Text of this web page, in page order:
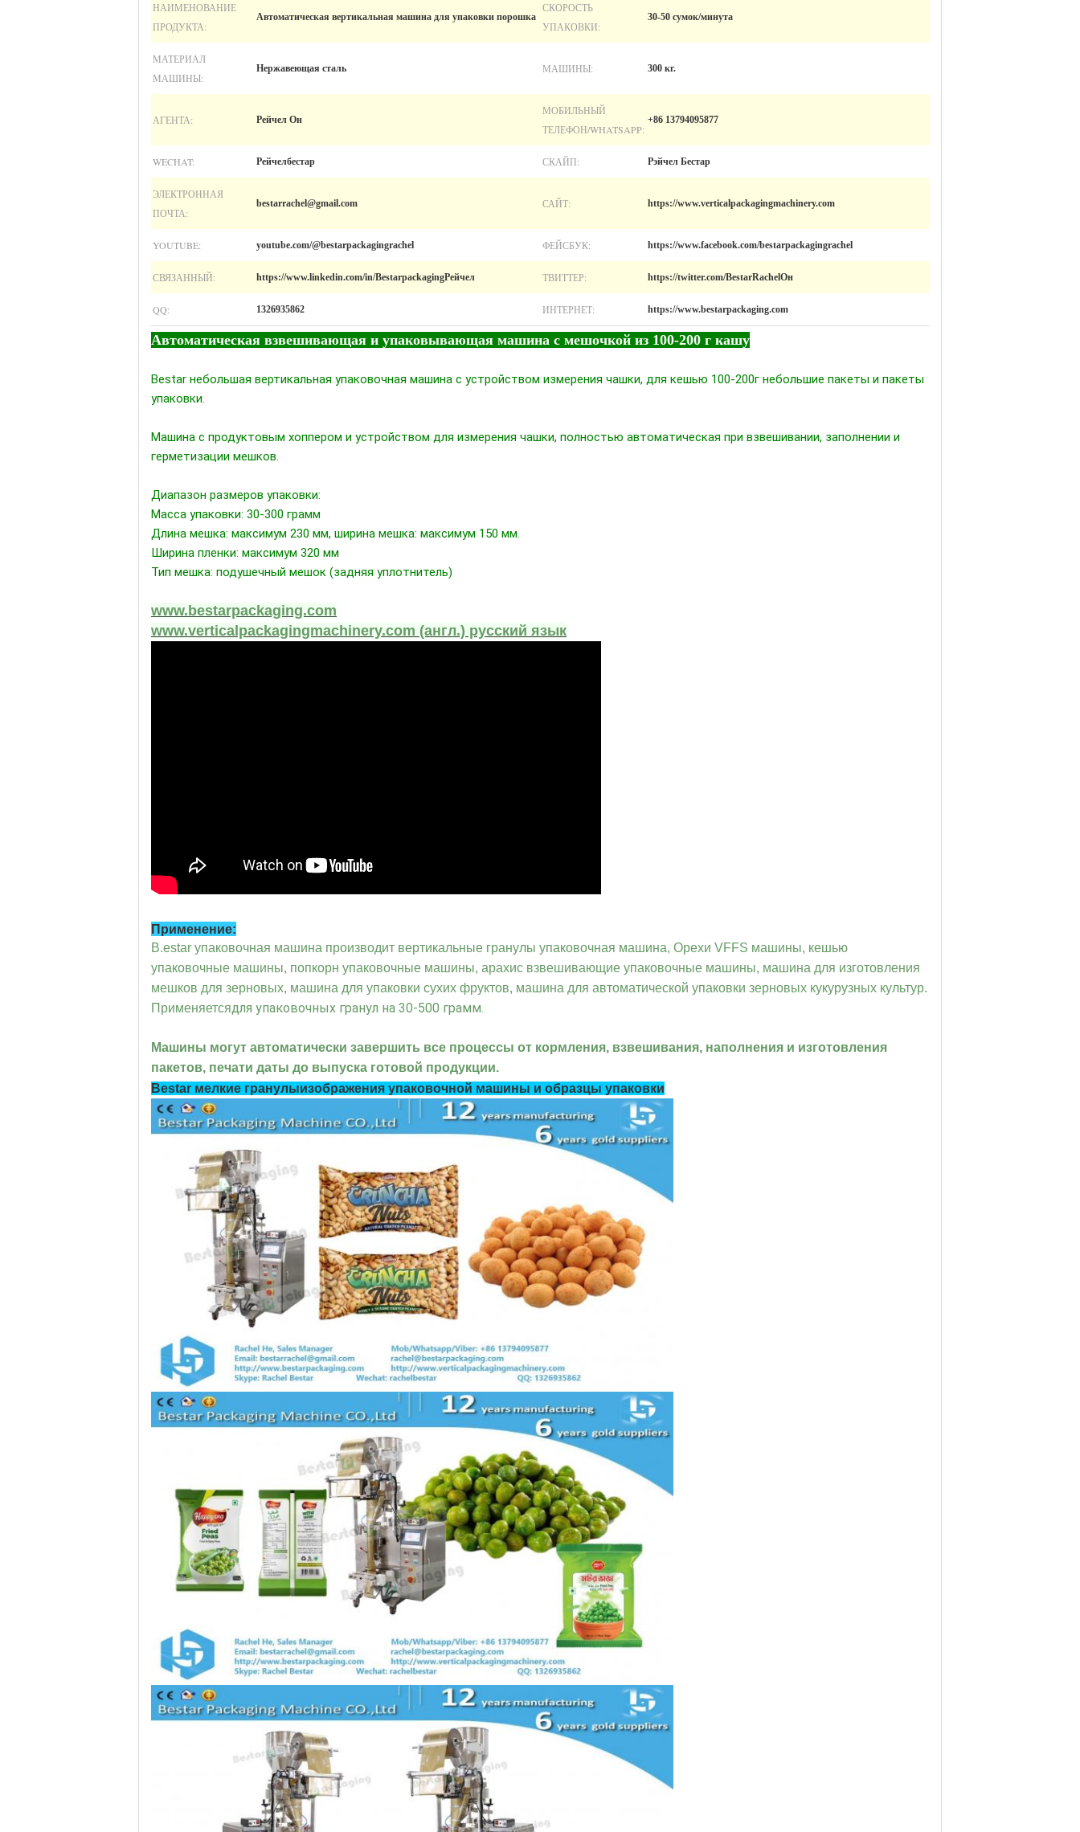
НАИМЕНОВАНИЕ
ПРОДУКТА:
Автоматическая вертикальная машина для упаковки порошка
СКОРОСТЬ
УПАКОВКИ:
30-50 сумок/минута
МАТЕРИАЛ
МАШИНЫ:
Нержавеющая сталь МАШИНЫ: 300 кг.
АГЕНТА: Рейчел Он
МОБИЛЬНЫЙ
ТЕЛЕФОН/WHATSAPP:
+86 13794095877
WECHAT: Рейчелбестар СКАЙП: Рэйчел Бестар
ЭЛЕКТРОННАЯ
ПОЧТА:
bestarrachel@gmail.com САЙТ: https://www.verticalpackagingmachinery.com
YOUTUBE: youtube.com/@bestarpackagingrachel ФЕЙСБУК: https://www.facebook.com/bestarpackagingrachel
СВЯЗАННЫЙ: https://www.linkedin.com/in/BestarpackagingРейчел ТВИТТЕР: https://twitter.com/BestarRachelОн
QQ: 1326935862 ИНТЕРНЕТ: https://www.bestarpackaging.com
Автоматическая взвешивающая и упаковывающая машина с мешочкой из 100-200 г кашу
Bestar небольшая вертикальная упаковочная машина с устройством измерения чашки, для кешью 100-200г небольшие пакеты и пакеты
упаковки.
Машина с продуктовым хоппером и устройством для измерения чашки, полностью автоматическая при взвешивании, заполнении и
герметизации мешков.
Диапазон размеров упаковки:
Масса упаковки: 30-300 грамм
Длина мешка: максимум 230 мм, ширина мешка: максимум 150 мм.
Ширина пленки: максимум 320 мм
Тип мешка: подушечный мешок (задняя уплотнитель)
www.bestarpackaging.com
www.verticalpackagingmachinery.com (англ.) русский язык
Применение:
В.estar упаковочная машина производит вертикальные гранулы упаковочная машина, Орехи VFFS машины, кешью
упаковочные машины, попкорн упаковочные машины, арахис взвешивающие упаковочные машины, машина для изготовления
мешков для зерновых, машина для упаковки сухих фруктов, машина для автоматической упаковки зерновых кукурузных культур.
Применяетсядля упаковочных гранул на 30-500 грамм.
Машины могут автоматически завершить все процессы от кормления, взвешивания, наполнения и изготовления
пакетов, печати даты до выпуска готовой продукции.
Bestar мелкие гранулыизображения упаковочной машины и образцы упаковки